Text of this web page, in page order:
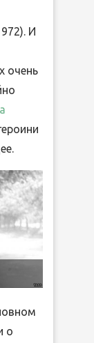
И
очень
о